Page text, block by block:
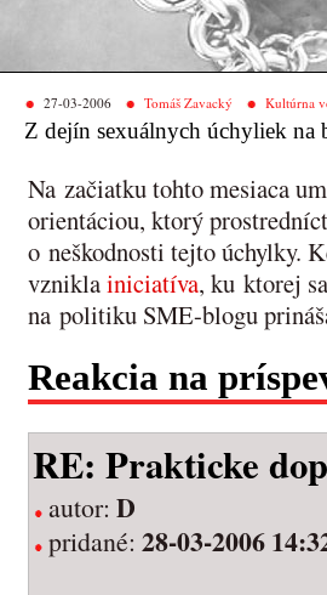
27-03-2006 Tomáš Zavacký Kultúrna
Z dejín sexuálnych úchyliek na
Na začiatku tohto mesiaca
orientáciou, ktorý
o neškodnosti tejto úchylky.
vzniklainiciatíva, ku ktorej
na politiku SME-blogu
Reakcia na
RE: Prakticke
autor: D
pridané: 28-03-2006